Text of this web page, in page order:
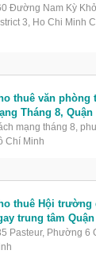
Đường Nam Kỳ
3, Ho Chi Minh
thuê văn phòng
Tháng 8, Quận
mạng tháng 8,
Chí Minh
thuê Hội
trung tâm Quận
Pasteur, Phường 6